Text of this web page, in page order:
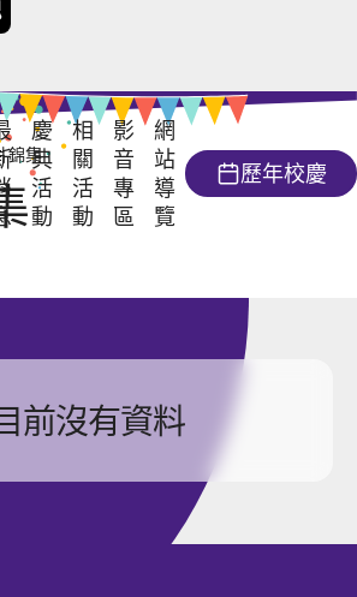
復校 64週年
慶
典
活
動
榮譽榜
創意市集
報名簡章
相
關
活
動
藝文活動
運動及社團類活動
影
音
專
區
網
站
導
覽
歷年校慶
錦集
前沒有資料